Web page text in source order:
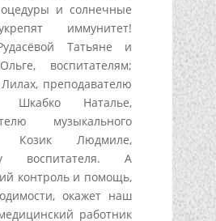
и солнечные
иммунитет!
Татьяне и
воспитателям;
преподавателю
Шкабко Наталье,
музыкального
Козик Людмиле,
воспитателя. А
контроль и помощь,
окажет наш
работник